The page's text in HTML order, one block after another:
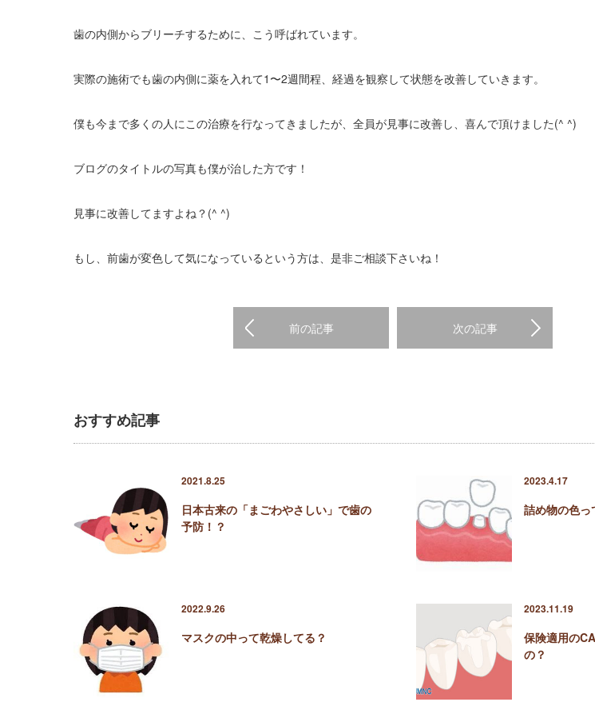
歯の内側からブリーチするために、こう呼ばれています。
実際の施術でも歯の内側に薬を入れて1〜2週間程、経過を観察して状態を改善していきます。
僕も今まで多くの人にこの治療を行なってきましたが、全員が見事に改善し、喜んで頂けました(^ ^)
ブログのタイトルの写真も僕が治した方です！
見事に改善してますよね？(^ ^)
もし、前歯が変色して気になっているという方は、是非ご相談下さいね！
前の記事 次の記事
おすすめ記事
2021.8.25
日本古来の「まごわやさしい」で歯の
予防！？
2023.4.17
詰め物の色っ
2022.9.26
マスクの中って乾燥してる？
2023.11.19
保険適用の
の？